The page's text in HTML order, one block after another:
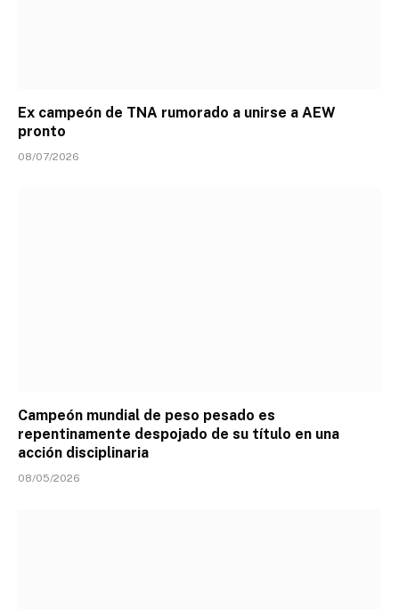
Ex campeón de TNA rumorado a unirse a AEW
pronto
08/07/2026
Campeón mundial de peso pesado es
repentinamente despojado de su título en una
acción disciplinaria
08/05/2026